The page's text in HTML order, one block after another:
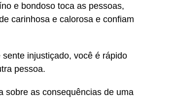
e bondoso toca as pessoas,
carinhosa e calorosa e confiam
injustiçado, você é rápido
pessoa.
sobre as consequências de uma